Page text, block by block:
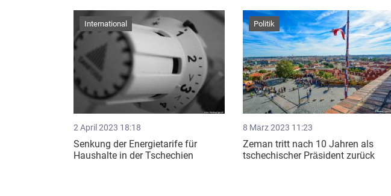
2 April 2023 18:18
Senkung der Energietarife für
Haushalte in der Tschechien
International
8 März 2023 11:23
Zeman tritt nach 10 Jahren als
tschechischer Präsident zurück
Politik